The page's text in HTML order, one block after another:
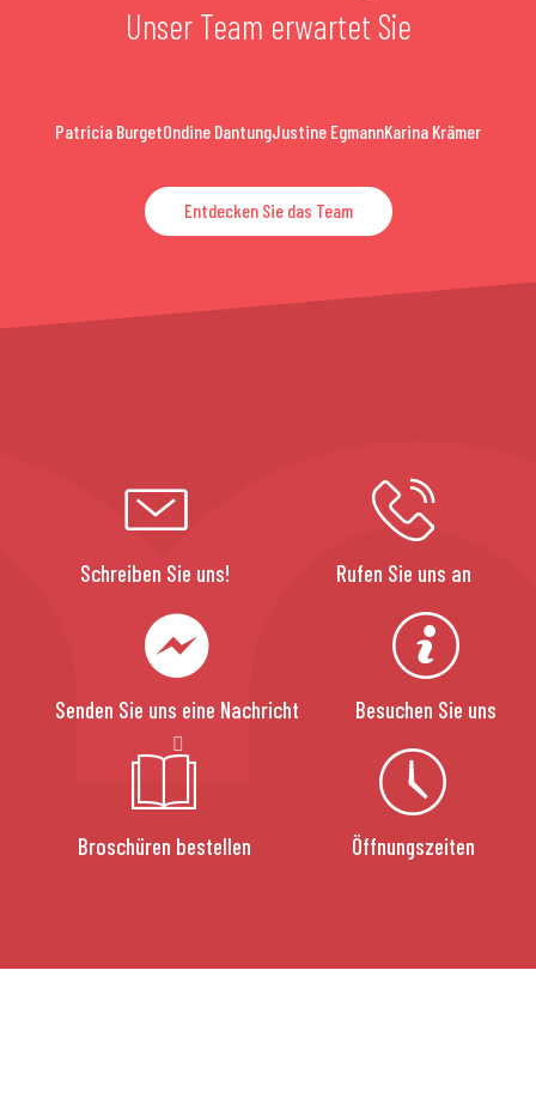
Unser Team erwartet Sie
Patricia BurgetOndine DantungJustine EgmannKarina Krämer
Entdecken Sie das Team
Schreiben Sie uns! Rufen Sie uns an
Senden Sie uns eine Nachricht Besuchen Sie uns
Broschüren bestellen Öffnungszeiten